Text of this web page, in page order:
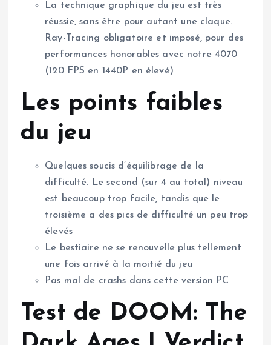
La technique graphique du jeu est très
réussie, sans être pour autant une claque.
Ray-Tracing obligatoire et imposé, pour des
performances honorables avec notre 4070
(120 FPS en 1440P en élevé)
Les points faibles
du jeu
Quelques soucis d’équilibrage de la
difficulté. Le second (sur 4 au total) niveau
est beaucoup trop facile, tandis que le
troisième a des pics de difficulté un peu trop
élevés
Le bestiaire ne se renouvelle plus tellement
une fois arrivé à la moitié du jeu
Pas mal de crashs dans cette version PC
Test de DOOM: The